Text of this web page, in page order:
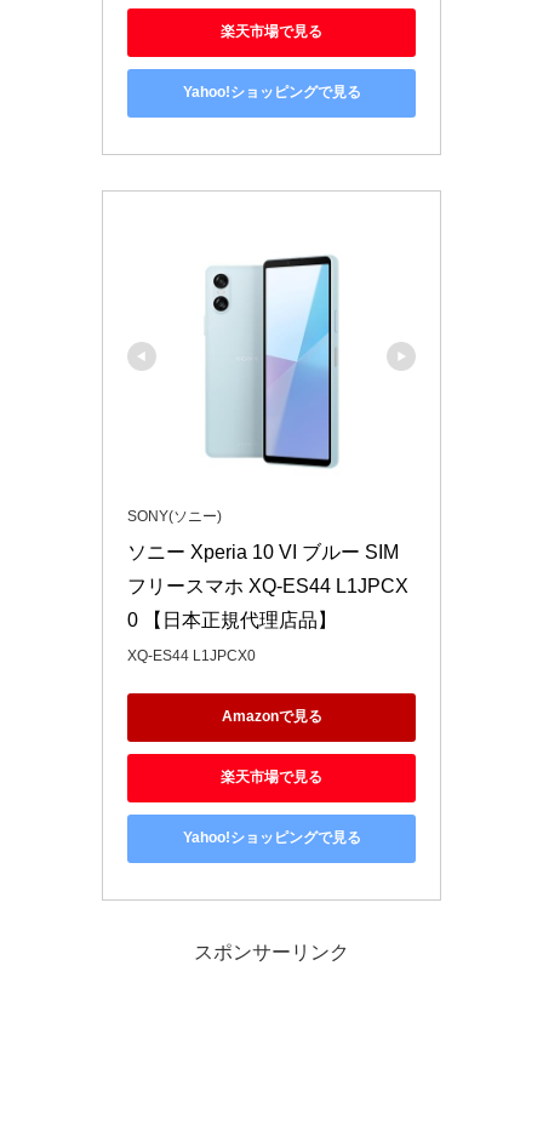
楽天市場で見る
Yahoo!ショッピングで見る
SONY(ソニー)
ソニー Xperia 10 VI ブルー SIM
フリースマホ XQ-ES44 L1JPCX
0 【日本正規代理店品】
XQ-ES44 L1JPCX0
Amazonで見る
楽天市場で見る
Yahoo!ショッピングで見る
スポンサーリンク